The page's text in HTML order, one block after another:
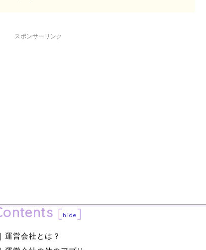
スポンサーリンク
[hide]
運営会社とは？